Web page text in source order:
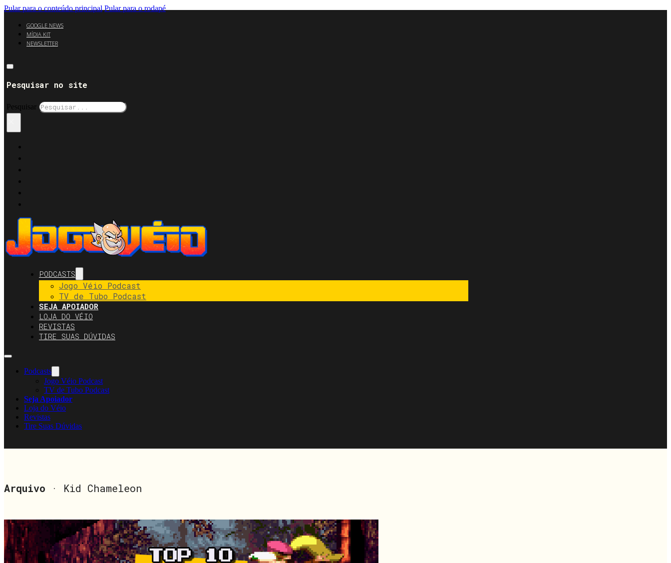
Pular para o conteúdo principal Pular para o rodapé
GOOGLE NEWS
MÍDIA KIT
NEWSLETTER
Pesquisar no site
Pesquisar
PODCASTS
Jogo Véio Podcast
TV de Tubo Podcast
SEJA APOIADOR
LOJA DO VÉIO
REVISTAS
TIRE SUAS DÚVIDAS
Podcasts
Jogo Véio Podcast
TV de Tubo Podcast
Seja Apoiador
Loja do Véio
Revistas
Tire Suas Dúvidas
Arquivo · Kid Chameleon